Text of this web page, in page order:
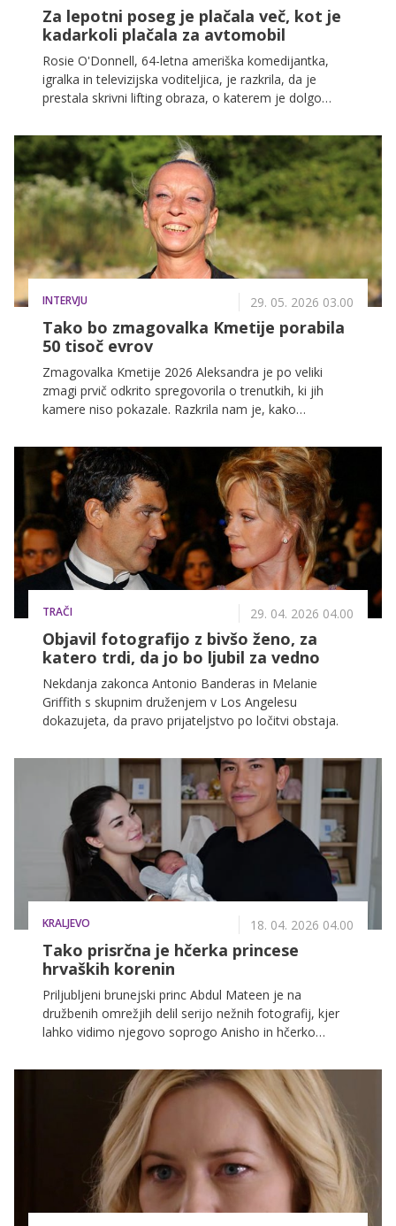
Za lepotni poseg je plačala več, kot je
kadarkoli plačala za avtomobil
Rosie O'Donnell, 64-letna ameriška komedijantka,
igralka in televizijska voditeljica, je razkrila, da je
prestala skrivni lifting obraza, o katerem je dolgo
INTERVJU 29. 05. 2026 03.00
Tako bo zmagovalka Kmetije porabila
50 tisoč evrov
Zmagovalka Kmetije 2026 Aleksandra je po veliki
zmagi prvič odkrito spregovorila o trenutkih, ki jih
kamere niso pokazale. Razkrila nam je, kako
najbolj zaznamovali njeno pot do zmage in zakaj ji
podpora hčerke pomeni največ. Dotaknila se je tudi
najtežjih preizkušenj v šovu ter priznala, da ji zmaga
pomeni veliko več kot le laskavi naziv zmagovalke
Kmetije 2026.
TRAČI 29. 04. 2026 04.00
Objavil fotografijo z bivšo ženo, za
katero trdi, da jo bo ljubil za vedno
Nekdanja zakonca Antonio Banderas in Melanie
Griffith s skupnim druženjem v Los Angelesu
dokazujeta, da pravo prijateljstvo po ločitvi obstaja.
KRALJEVO 18. 04. 2026 04.00
Tako prisrčna je hčerka princese
hrvaških korenin
Priljubljeni brunejski princ Abdul Mateen je na
družbenih omrežjih delil serijo nežnih fotografij, kjer
lahko vidimo njegovo soprogo Anisho in hčerko